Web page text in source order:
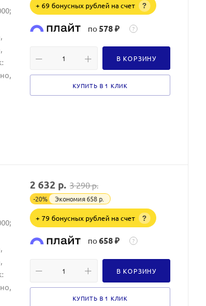
+ 69 бонусных рублей на счет ?
по 578 ₽ ?
В КОРЗИНУ
КУПИТЬ В 1 КЛИК
2 632 р. 3 290р.
-20% Экономия658р.
+ 79 бонусных рублей на счет ?
по658 ₽ ?
В КОРЗИНУ
КУПИТЬ В 1 КЛИК